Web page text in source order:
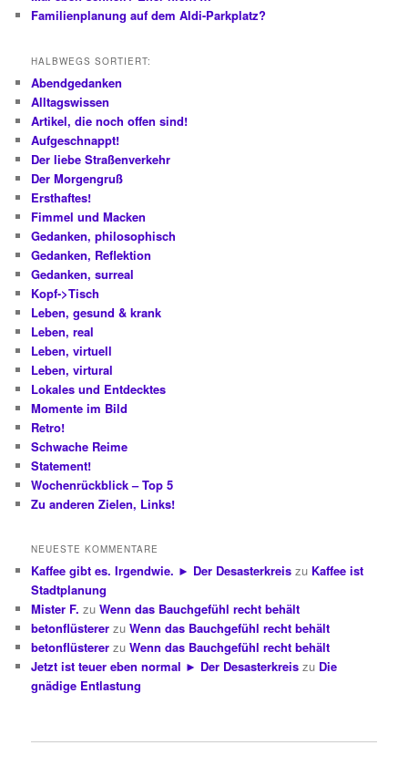
Familienplanung auf dem Aldi-Parkplatz?
HALBWEGS SORTIERT:
Abendgedanken
Alltagswissen
Artikel, die noch offen sind!
Aufgeschnappt!
Der liebe Straßenverkehr
Der Morgengruß
Ersthaftes!
Fimmel und Macken
Gedanken, philosophisch
Gedanken, Reflektion
Gedanken, surreal
Kopf->Tisch
Leben, gesund & krank
Leben, real
Leben, virtuell
Leben, virtural
Lokales und Entdecktes
Momente im Bild
Retro!
Schwache Reime
Statement!
Wochenrückblick – Top 5
Zu anderen Zielen, Links!
NEUESTE KOMMENTARE
Kaffee gibt es. Irgendwie. ► Der Desasterkreis zu Kaffee ist
Stadtplanung
Mister F. zuWenn das Bauchgefühl recht behält
betonflüsterer zuWenn das Bauchgefühl recht behält
betonflüsterer zuWenn das Bauchgefühl recht behält
Jetzt ist teuer eben normal ► Der Desasterkreis zu Die
gnädige Entlastung